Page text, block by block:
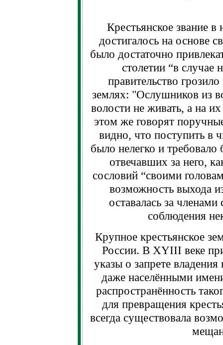
Крестьянское звание
достигалось на основе
было достаточно
столетии “в случае
правительство
землях: "Ослушников из
волости не живать, а на
этом же говорят
видно, что поступить в
было нелегко и
отвечавших за него,
сословий “своими
возможность выхода
оставалась за
соблюдения
Крупное крестьянское
России. В XYIII веке
указы о запрете
даже населёнными
распространённость
для превращения
всегда существовала